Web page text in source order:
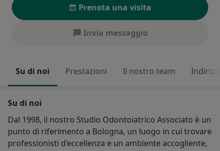
Prenota una visita
Invia messaggio
Su di noi Prestazioni Il nostro team Indirizzi
Su di noi
Dal 1998, il nostro Studio Odontoiatrico Associato è un
punto di riferimento a Bologna, un luogo in cui trovare
professionisti d’eccellenza e un ambiente accogliente,